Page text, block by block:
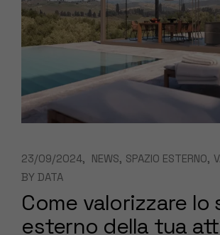
23/09/2024 NEWS SPAZIO ESTERNO
BY DATA
Come valorizzare lo
esterno della tua